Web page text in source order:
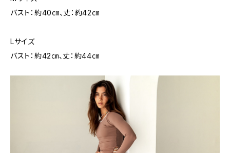
バスト：約40㎝、丈：約42㎝
Lサイズ
バスト：約42㎝、丈：約44㎝